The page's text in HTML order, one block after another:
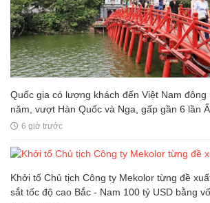
Quốc gia có lượng khách đến Việt Nam đông
năm, vượt Hàn Quốc và Nga, gấp gần 6 lần
6 giờ trước
Khởi tố Chủ tịch Công ty Mekolor từng đề
sắt tốc độ cao Bắc - Nam 100 tỷ USD bằng